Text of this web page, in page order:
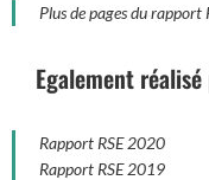
Plus de pages du rapport
Egalement
Rapport RSE 2020
Rapport RSE 2019